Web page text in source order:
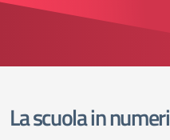
La scuola in numeri